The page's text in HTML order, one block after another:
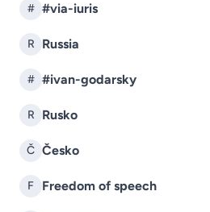
# #via-iuris
R Russia
# #ivan-godarsky
R Rusko
Č Česko
F Freedom of speech